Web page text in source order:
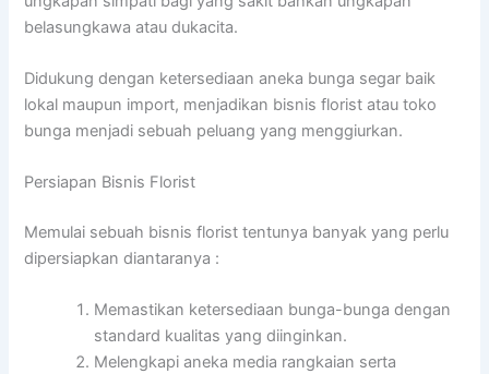
belasungkawa atau dukacita.
Didukung dengan ketersediaan aneka bunga segar baik
lokal maupun import, menjadikan bisnis florist atau toko
bunga menjadi sebuah peluang yang menggiurkan.
Persiapan Bisnis Florist
Memulai sebuah bisnis florist tentunya banyak yang perlu
dipersiapkan diantaranya :
Memastikan ketersediaan bunga-bunga dengan
standard kualitas yang diinginkan.
Melengkapi aneka media rangkaian serta